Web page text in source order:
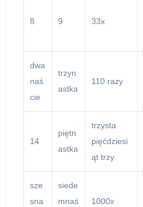
8 9 33x
dwa
naś
cie
trzyn
astka
110 razy
14
piętn
astka
trzysta
pięćdziesi
ąt trzy
sze
sna
siede
mnaś
1000x